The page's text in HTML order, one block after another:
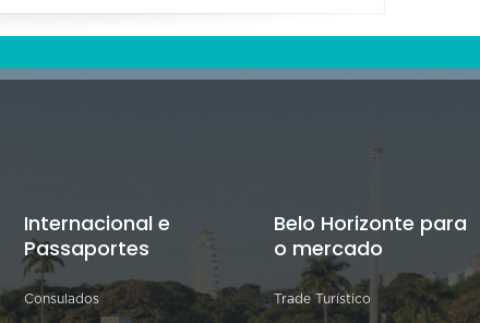
Internacional e
Passaportes
Consulados
Belo Horizonte para
o mercado
Trade Turístico